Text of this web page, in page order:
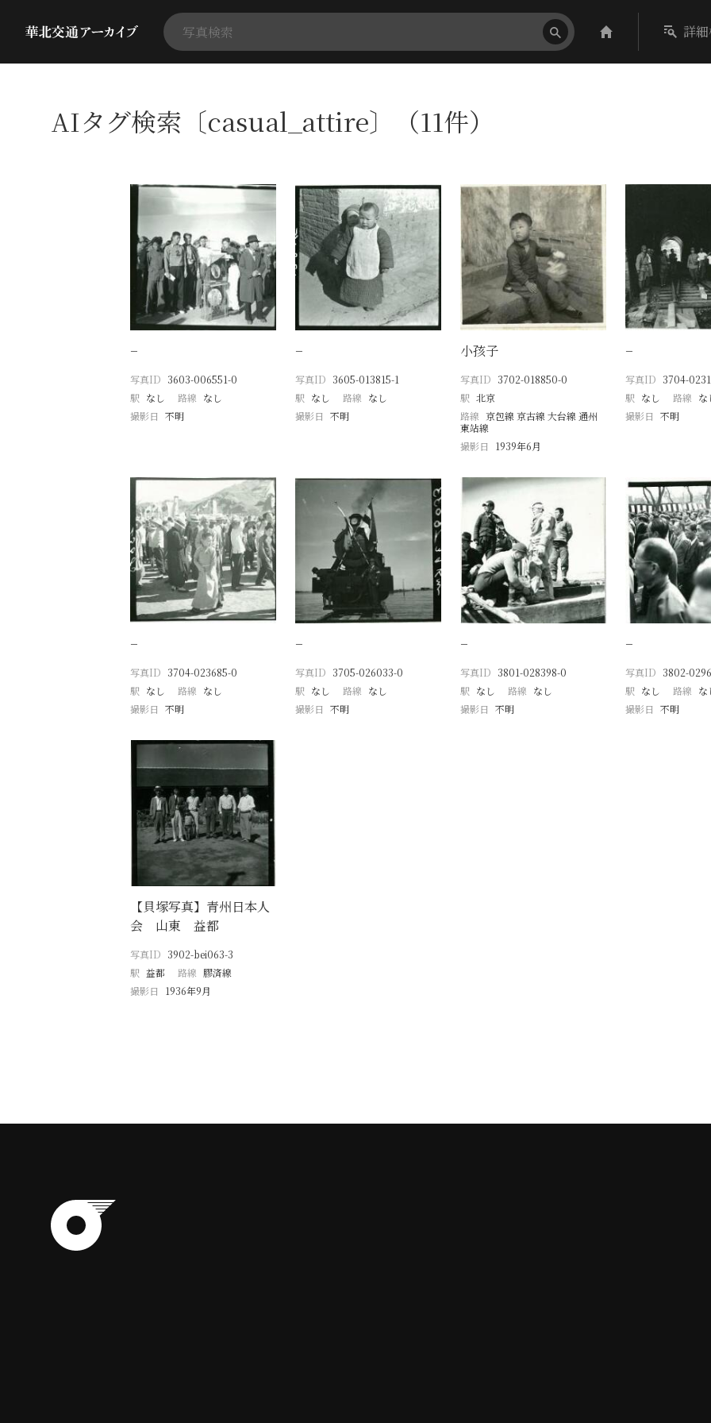
詳
AIタグ検索〔casual_attire〕（11件）
−
写真ID 3603-006551-0
駅 なし 路線 なし
撮影日 不明
−
写真ID 3605-013815-1
駅 なし 路線 なし
撮影日 不明
小孩子
写真ID 3702-018850-0
駅 北京
路線 京包線 京古線 大台線 通州
東站線
撮影日
1939年6月
−
写真ID 3704-
駅 なし 路線 な
撮影日 不明
−
写真ID 3704-023685-0
駅 なし 路線 なし
撮影日 不明
−
写真ID 3705-026033-0
駅 なし 路線 なし
撮影日 不明
−
写真ID 3801-028398-0
駅 なし 路線 なし
撮影日 不明
−
写真ID 3802-
駅 なし 路線 な
撮影日 不明
【貝塚写真】青州日本人
会 山東 益都
写真ID 3902-bei063-3
駅 益都 路線 膠済線
撮影日
1936年9月